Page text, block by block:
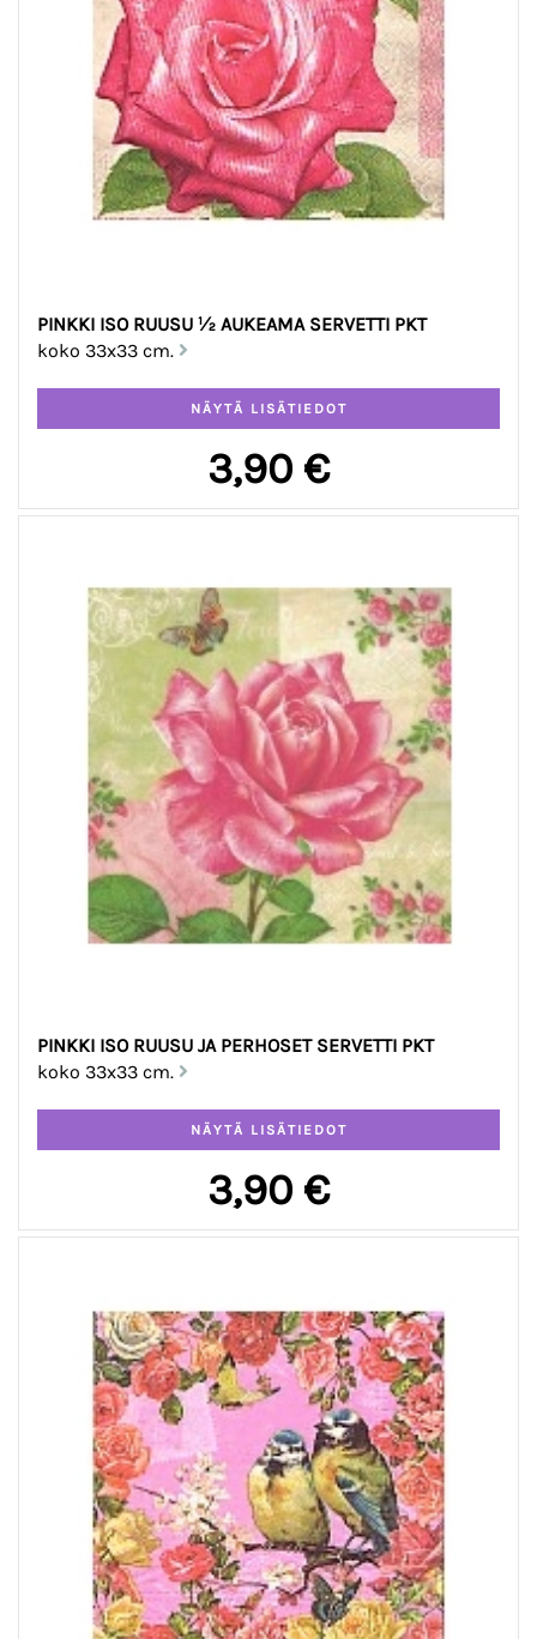
PINKKI ISO RUUSU ½ AUKEAMA SERVETTI PKT
koko 33x33 cm.
3,90 €
PINKKI ISO RUUSU JA PERHOSET SERVETTI PKT
koko 33x33 cm.
3,90 €